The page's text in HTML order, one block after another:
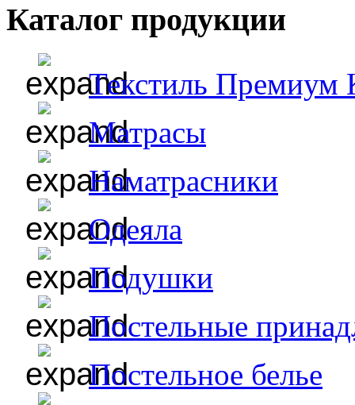
Каталог продукции
Текстиль Премиум
Матрасы
Наматрасники
Одеяла
Подушки
Постельные
Постельное белье